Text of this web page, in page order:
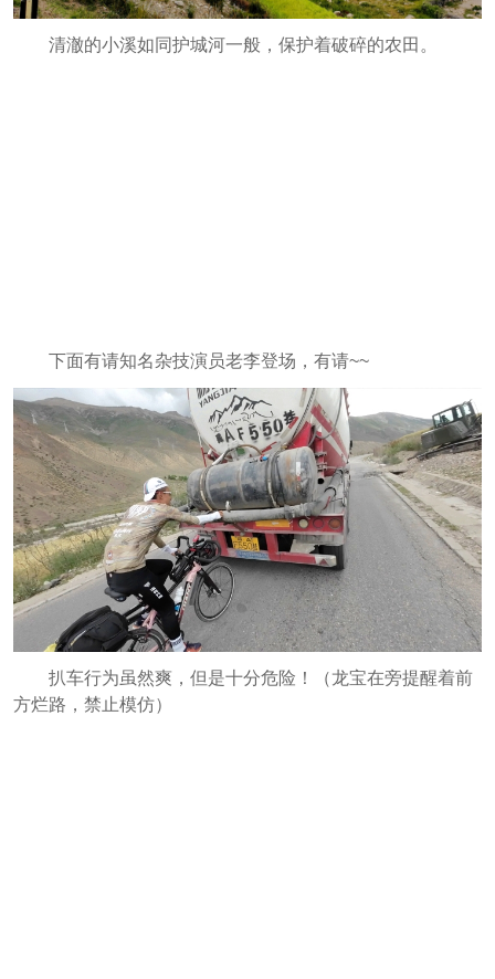
清澈的小溪如同护城河一般，保护着破碎的农田。
下面有请知名杂技演员老李登场，有请~~
扒车行为虽然爽，但是十分危险！（龙宝在旁提醒着前
方烂路，禁止模仿）